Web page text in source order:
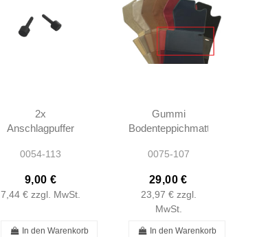
2x
Anschlagpuffer
Seitenfenster -
2019880511
0054-113
9,00 €
7,44 € zzgl. MwSt.
In den Warenkorb
Gummi
Bodenteppichmatte
SL107 SLC107
0075-107
29,00 €
23,97 € zzgl.
MwSt.
In den Warenkorb